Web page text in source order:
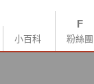
小百科 粉絲團